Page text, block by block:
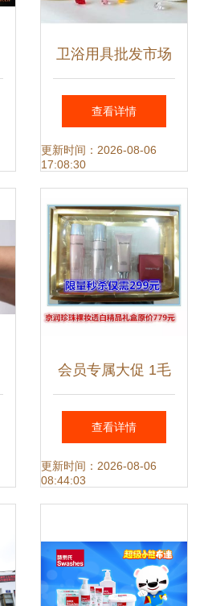
卫浴用具批发市场
的现状与长远之路
查看详情
更新时间：2026-08-06
17:08:30
会员专属大促 1毛
钱疯抢健康好物，
特价日用品一站购
查看详情
更新时间：2026-08-06
08:44:03